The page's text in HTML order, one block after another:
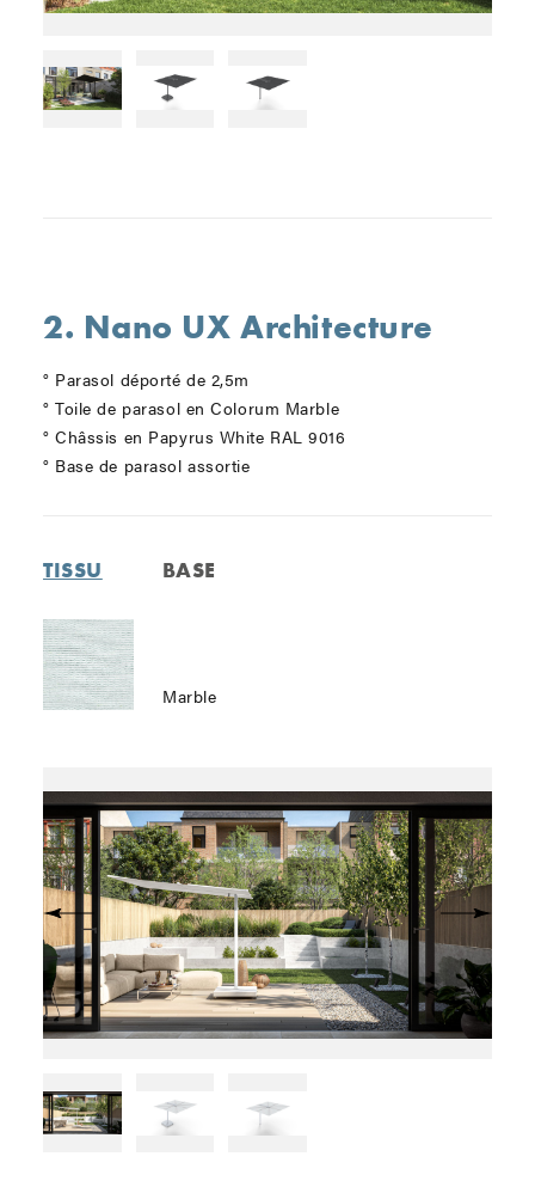
2. Nano UX Architecture
° Parasol déporté de 2,5m
° Toile de parasol en Colorum Marble
° Châssis en Papyrus White RAL 9016
° Base de parasol assortie
TISSU BASE
Marble
pr̩c̩dent